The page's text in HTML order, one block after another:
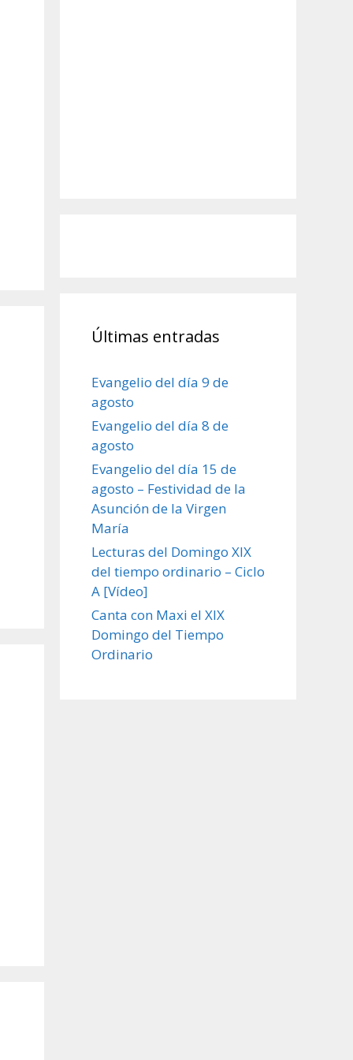
Últimas entradas
Evangelio del día 9 de
agosto
Evangelio del día 8 de
agosto
Evangelio del día 15 de
agosto – Festividad de la
Asunción de la Virgen
María
Lecturas del Domingo XIX
del tiempo ordinario – Ciclo
A [Vídeo]
Canta con Maxi el XIX
Domingo del Tiempo
Ordinario